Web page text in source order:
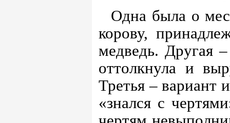
Одна была о
корову,
медведь. Другая
оттолкнула и
Третья – вариант
«знался с